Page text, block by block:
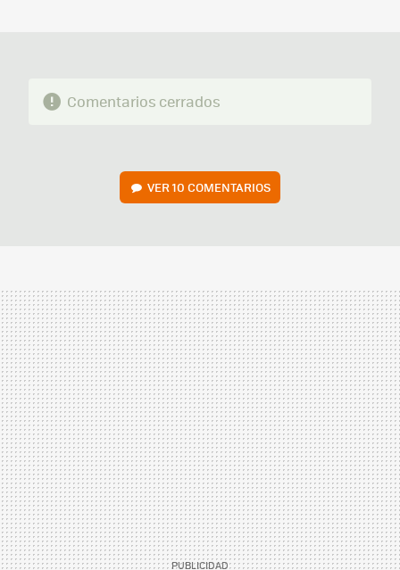
Comentarios cerrados
VER10 COMENTARIOS